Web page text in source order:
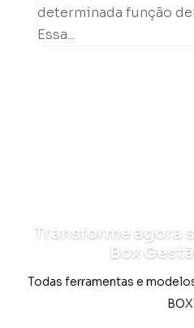
determinada função
Essa...
Transforme agora
Box
Todas ferramentas e